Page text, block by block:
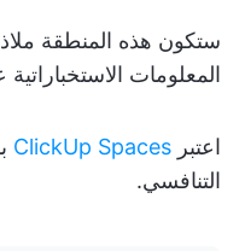
ستكون هذه المنطقة
المعلومات
اعتبر ClickUp Spaces
التنافسي.